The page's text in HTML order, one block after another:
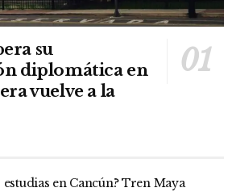
su
diplomática en
vuelve a la
estudias en Cancún? Tren Maya